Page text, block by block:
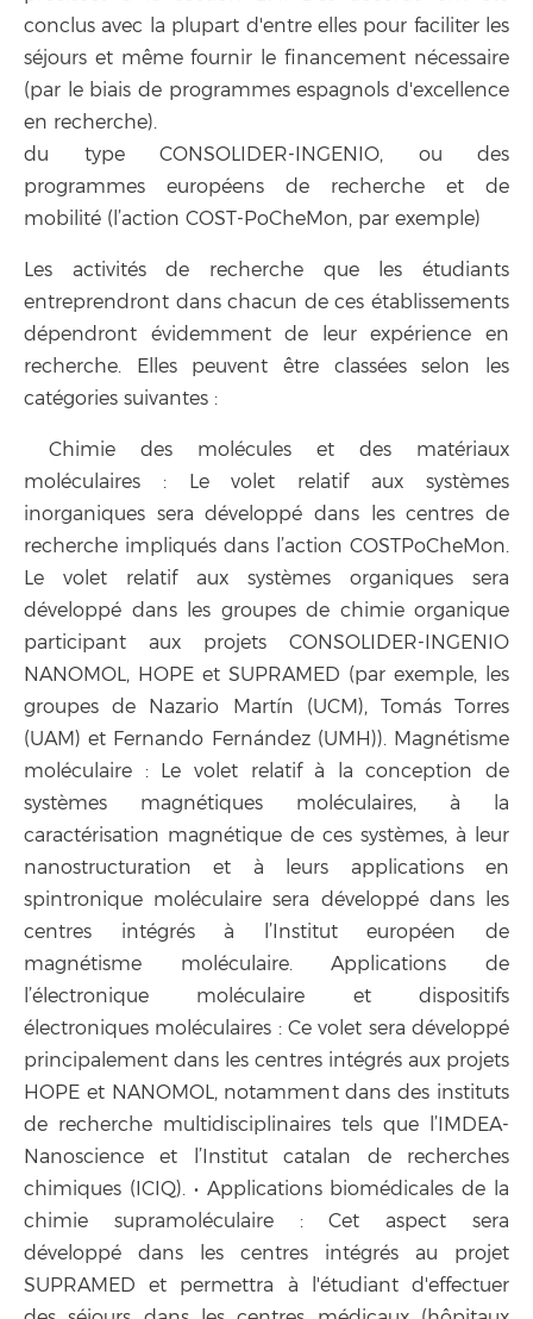
conclus avec la plupart d'entre elles pour faciliter les
séjours et même fournir le financement nécessaire
(par le biais de programmes espagnols d'excellence
en recherche).
du type CONSOLIDER-INGENIO, ou des
programmes européens de recherche et de
mobilité (l’action COST-PoCheMon, par exemple)
Les activités de recherche que les étudiants
entreprendront dans chacun de ces établissements
dépendront évidemment de leur expérience en
recherche. Elles peuvent être classées selon les
catégories suivantes :
Chimie des molécules et des matériaux
moléculaires : Le volet relatif aux systèmes
inorganiques sera développé dans les centres de
recherche impliqués dans l’action COSTPoCheMon.
Le volet relatif aux systèmes organiques sera
développé dans les groupes de chimie organique
participant aux projets CONSOLIDER-INGENIO
NANOMOL, HOPE et SUPRAMED (par exemple, les
groupes de Nazario Martín (UCM), Tomás Torres
(UAM) et Fernando Fernández (UMH)). Magnétisme
moléculaire : Le volet relatif à la conception de
systèmes magnétiques moléculaires, à la
caractérisation magnétique de ces systèmes, à leur
nanostructuration et à leurs applications en
spintronique moléculaire sera développé dans les
centres intégrés à l’Institut européen de
magnétisme moléculaire. Applications de
l’électronique moléculaire et dispositifs
électroniques moléculaires : Ce volet sera développé
principalement dans les centres intégrés aux projets
HOPE et NANOMOL, notamment dans des instituts
de recherche multidisciplinaires tels que l’IMDEA-
Nanoscience et l’Institut catalan de recherches
chimiques (ICIQ). • Applications biomédicales de la
chimie supramoléculaire : Cet aspect sera
développé dans les centres intégrés au projet
SUPRAMED et permettra à l'étudiant d'effectuer